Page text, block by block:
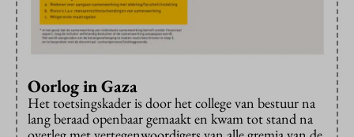
Oorlog in Gaza
Het toetsingskader is door het college van bestuur na
lang beraad openbaar gemaakt en kwam tot stand na